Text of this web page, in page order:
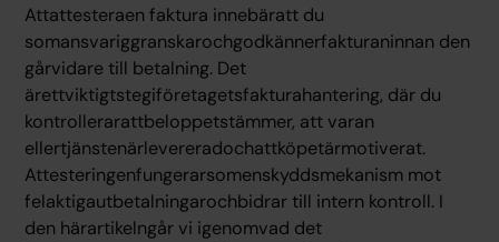
Attattesteraen faktura innebäratt du
somansvariggranskarochgodkännerfakturaninnan den
gårvidare till betalning. Det
ärettviktigtstegiföretagetsfakturahantering, där du
kontrollerarattbeloppetstämmer, att varan
ellertjänstenärlevereradochattköpetärmotiverat.
Attesteringenfungerarsomenskyddsmekanism mot
felaktigautbetalningarochbidrar till intern kontroll. I
den härartikelngår vi igenomvad det